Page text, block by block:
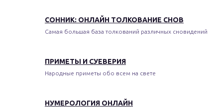
СОННИК: ОНЛАЙН ТОЛКОВАНИЕ СНОВ
Самая большая база толкований различных сновидений
ПРИМЕТЫ И СУЕВЕРИЯ
Народные приметы обо всем на свете
НУМЕРОЛОГИЯ ОНЛАЙН